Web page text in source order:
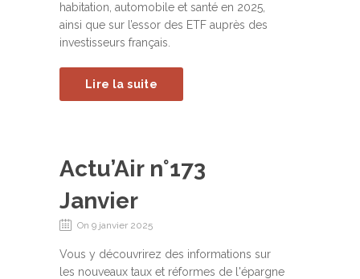
habitation, automobile et santé en 2025,
ainsi que sur l’essor des ETF auprès des
investisseurs français.
Lire la suite
Actu’Air n°173
Janvier
On 9 janvier 2025
Vous y découvrirez des informations sur
les nouveaux taux et réformes de l'épargne